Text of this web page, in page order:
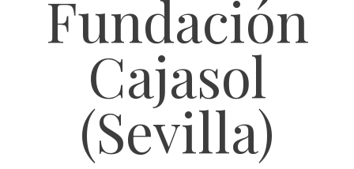
Fundación
Cajasol
(Sevilla)